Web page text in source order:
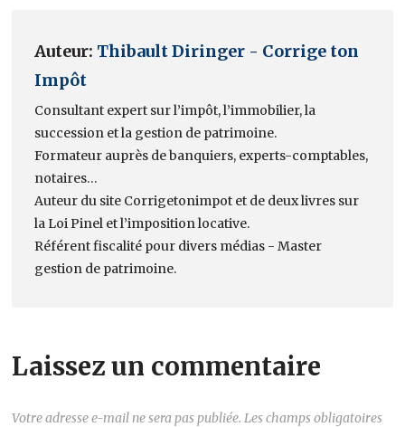
Auteur: Thibault Diringer - Corrige ton
Impôt
Consultant expert sur l’impôt, l’immobilier, la
succession et la gestion de patrimoine.
Formateur auprès de banquiers, experts-comptables,
notaires…
Auteur du site Corrigetonimpot et de deux livres sur
la Loi Pinel et l’imposition locative.
Référent fiscalité pour divers médias - Master
gestion de patrimoine.
Laissez un commentaire
Votre adresse e-mail ne sera pas publiée. Les champs obligatoires